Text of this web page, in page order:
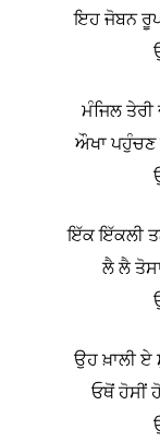
ਇਹ ਜੋਬਨ ਰੂਪ
ਮੰਜਿਲ ਤੇਰੀ
ਔਖਾ ਪਹੁੰਚਣ
ਇੱਕ ਇੱਕਲੀ
ਲੈ ਲੈ
ਉਹ ਖ਼ਾਲੀ
ਓਥੋਂ ਹੋਸੀਂ